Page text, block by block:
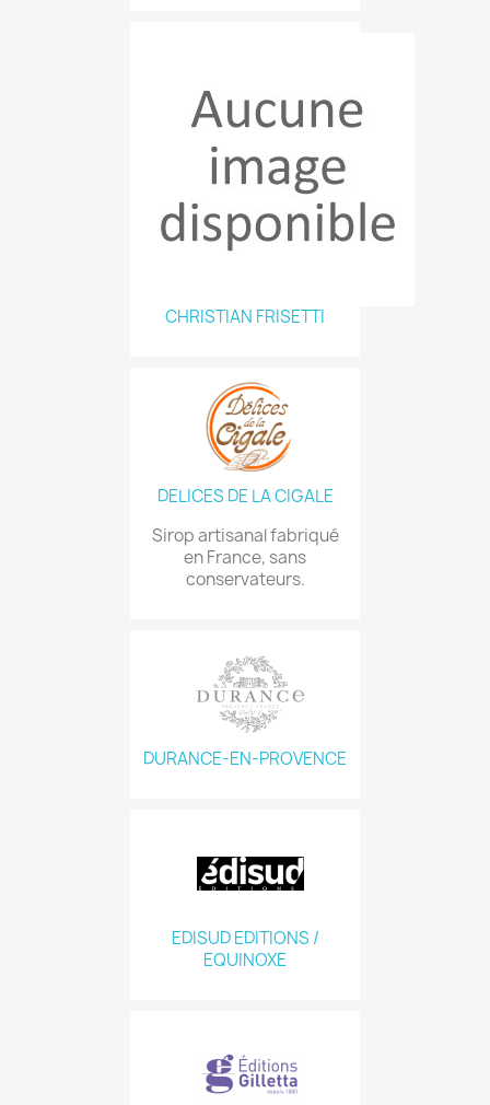
CHRISTIAN FRISETTI
DELICES DE LA CIGALE
Sirop artisanal fabriqué
en France, sans
conservateurs.
DURANCE-EN-PROVENCE
EDISUD EDITIONS /
EQUINOXE